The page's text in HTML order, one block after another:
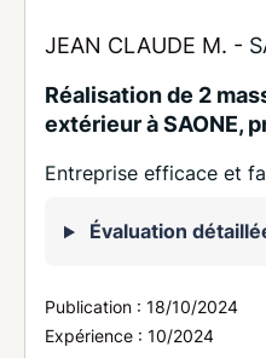
JEAN CLAUDE M. -
Réalisation de 2
extérieur à SAONE,
Entreprise efficace et
Évaluation
Publication : 18/10/2024
Expérience : 10/2024